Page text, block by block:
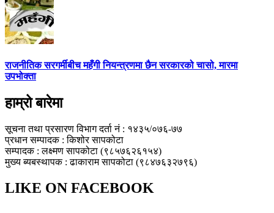
राजनीतिक सरगर्मीबीच महँगी नियन्त्रणमा छैन सरकारको चासो, मारमा
उपभोक्ता
हाम्रो बारेमा
सूचना तथा प्रसारण विभाग दर्ता नं : १४३५/०७६-७७
प्रधान सम्पादक : किशोर सापकोटा
सम्पादक : लक्ष्मण सापकोटा (९८५७६२६१५४)
मुख्य ब्यबस्थापक : ढाकाराम सापकोटा (९८४७६३२७९६)
LIKE ON FACEBOOK